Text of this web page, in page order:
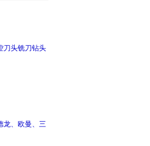
刀头铣刀钻头
龙、欧曼、三